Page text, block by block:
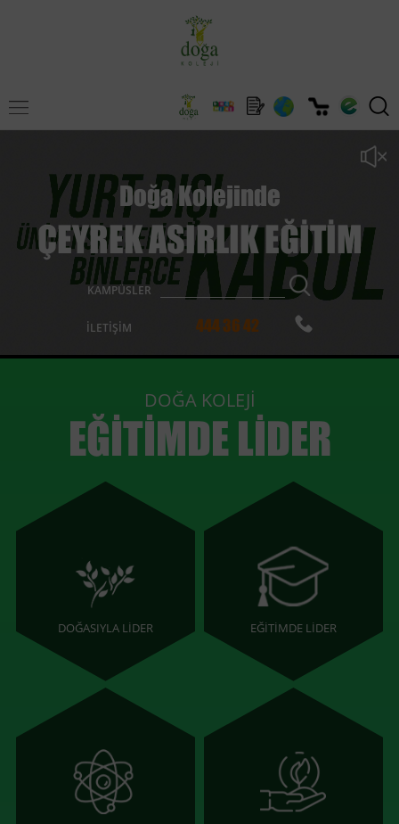
KAMPÜSLER
İLETİŞİM 444 36 42
Doğa Kolejinde
ÇEYREK ASIRLIK EĞİTİM
DOĞA KOLEJİ
EĞİTİMDE LİDER
DOĞASIYLA LİDER EĞİTİMDE LİDER